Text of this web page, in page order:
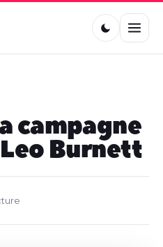
campagne
Burnett